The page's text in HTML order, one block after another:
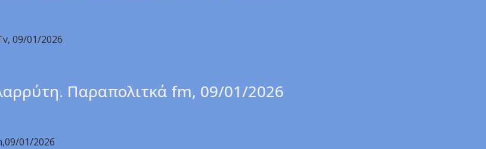
09/01/2026
Παραπολιτκά fm, 09/01/2026
01/2026